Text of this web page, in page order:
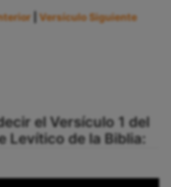
Versículo Siguiente
el Versículo 1 del
Levítico de la Biblia: